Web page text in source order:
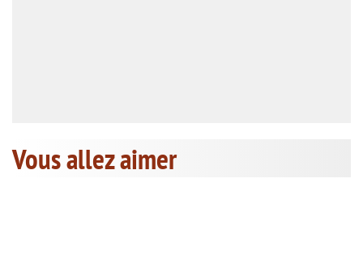
Vous allez aimer